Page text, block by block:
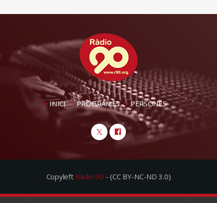
INICI PROGRAMES PERSONES
Copyleft Ràdio 90 - (CC BY-NC-ND 3.0)